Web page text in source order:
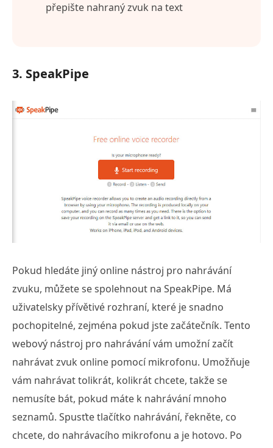
přepište nahraný zvuk na text
3. SpeakPipe
Pokud hledáte jiný online nástroj pro nahrávání
zvuku, můžete se spolehnout na SpeakPipe. Má
uživatelsky přívětivé rozhraní, které je snadno
pochopitelné, zejména pokud jste začátečník. Tento
webový nástroj pro nahrávání vám umožní začít
nahrávat zvuk online pomocí mikrofonu. Umožňuje
vám nahrávat tolikrát, kolikrát chcete, takže se
nemusíte bát, pokud máte k nahrávání mnoho
seznamů. Spusťte tlačítko nahrávání, řekněte, co
chcete, do nahrávacího mikrofonu a je hotovo. Po